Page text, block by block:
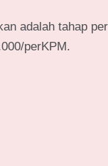
adalah tahap
perKPM.